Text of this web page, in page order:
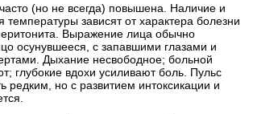
(но не всегда) повышена. Наличие и
зависят от характера болезни
Выражение лица обычно
осунувшееся, с запавшими глазами и
Дыхание несвободное; больной
глубокие вдохи усиливают боль. Пульс
редким, но с развитием интоксикации и